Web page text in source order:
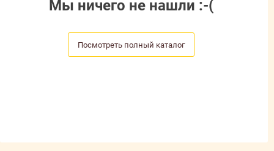
Мы ничего не нашли :-(
Посмотреть полный каталог